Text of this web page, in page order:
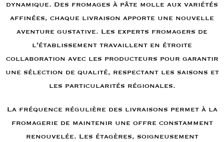
dynamique. Des fromages à pâte molle aux variétés
affinées, chaque livraison apporte une nouvelle
aventure gustative. Les experts fromagers de
l’établissement travaillent en étroite
collaboration avec les producteurs pour garantir
une sélection de qualité, respectant les saisons et
les particularités régionales.
La fréquence régulière des livraisons permet à la
fromagerie de maintenir une offre constamment
renouvelée. Les étagères, soigneusement